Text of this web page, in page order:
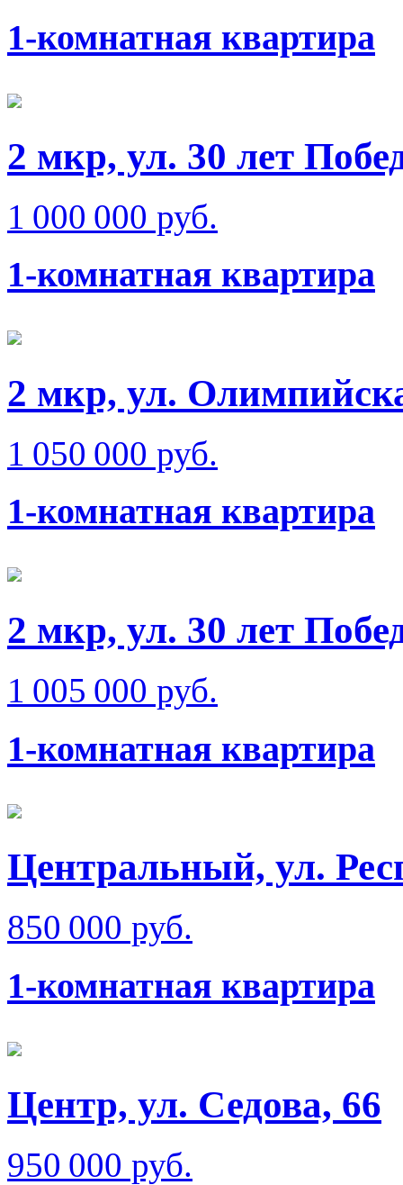
1-комнатная квартира
2 мкр, ул. 30 лет
1 000 000 руб.
1-комнатная квартира
2 мкр, ул.
1 050 000 руб.
1-комнатная квартира
2 мкр, ул. 30 лет
1 005 000 руб.
1-комнатная квартира
Центральный, ул.
850 000 руб.
1-комнатная квартира
Центр, ул. Седова, 66
950 000 руб.